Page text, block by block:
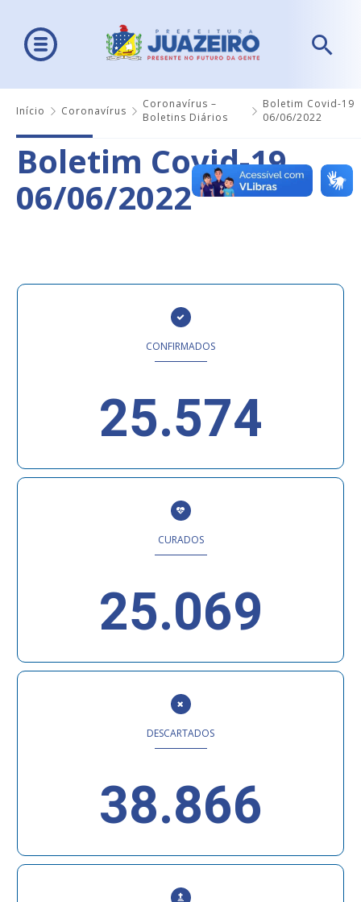
Início Coronavírus
Coronavírus –
Boletins Diários
Boletim Covid-19
06/06/2022
Boletim Covid-19
06/06/2022
CONFIRMADOS
25.574
CURADOS
25.069
DESCARTADOS
38.866